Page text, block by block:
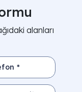
alanları